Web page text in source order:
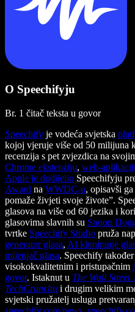
O Speechifyju
Br. 1 čitač teksta u govor
Speechify je vodeća svjetska
kojoj vjeruje više od 50 milijuna
recenzija s pet zvjezdica na
Chrome ekstenziju, web-
Apple je dodijelio Speechifyju
Award na WWDC-u, opisavši
pomaže živjeti svoje živote”.
glasova na više od 60 jezika i
glasovima slavnih su Snoop
tvrtke Speechify Studio pruža
generator glasa, AI kloniranje
mijenjač glasa. Speechify
visokokvalitetnim i pristupačnim
govor. Istaknut u The Wall Street
TechCrunchu i drugim velikim
svjetski pružatelj usluga